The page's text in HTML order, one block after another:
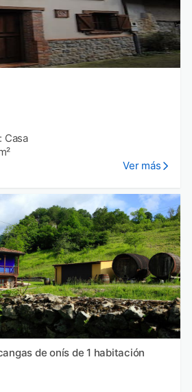
Casa
Ver más
de onís de 1 habitación